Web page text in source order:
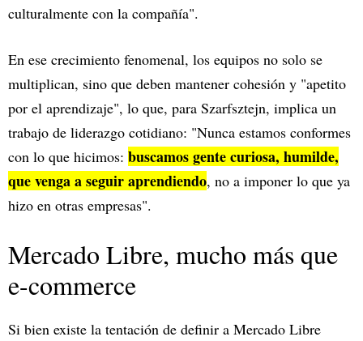
culturalmente con la compañía".
En ese crecimiento fenomenal, los equipos no solo se
multiplican, sino que deben mantener cohesión y "apetito
por el aprendizaje", lo que, para Szarfsztejn, implica un
trabajo de liderazgo cotidiano: "Nunca estamos conformes
con lo que hicimos: buscamos gente curiosa, humilde,
que venga a seguir aprendiendo, no a imponer lo que ya
hizo en otras empresas".
Mercado Libre, mucho más que
e-commerce
Si bien existe la tentación de definir a Mercado Libre